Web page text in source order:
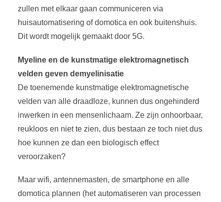
zullen met elkaar gaan communiceren via
huisautomatisering of domotica en ook buitenshuis.
Dit wordt mogelijk gemaakt door 5G.
Myeline en de kunstmatige elektromagnetisch
velden geven demyelinisatie
De toenemende kunstmatige elektromagnetische
velden van alle draadloze, kunnen dus ongehinderd
inwerken in een mensenlichaam. Ze zijn onhoorbaar,
reukloos en niet te zien, dus bestaan ze toch niet dus
hoe kunnen ze dan een biologisch effect
veroorzaken?
Maar wifi, antennemasten, de smartphone en alle
domotica plannen (het automatiseren van processen